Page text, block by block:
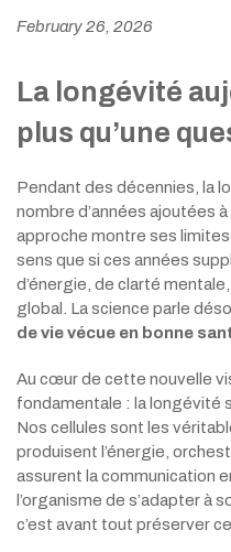
February 26, 2026
La longévité
plus qu’une
Pendant des décennies, la
nombre d’années ajoutées
approche montre ses
sens que si ces années
d’énergie, de clarté
global. La science parle
de vie vécue en bonne
Au cœur de cette nouvelle
fondamentale : la longévité
Nos cellules sont les
produisent l’énergie,
assurent la communication
l’organisme de s’adapter à
c’est avant tout préserver